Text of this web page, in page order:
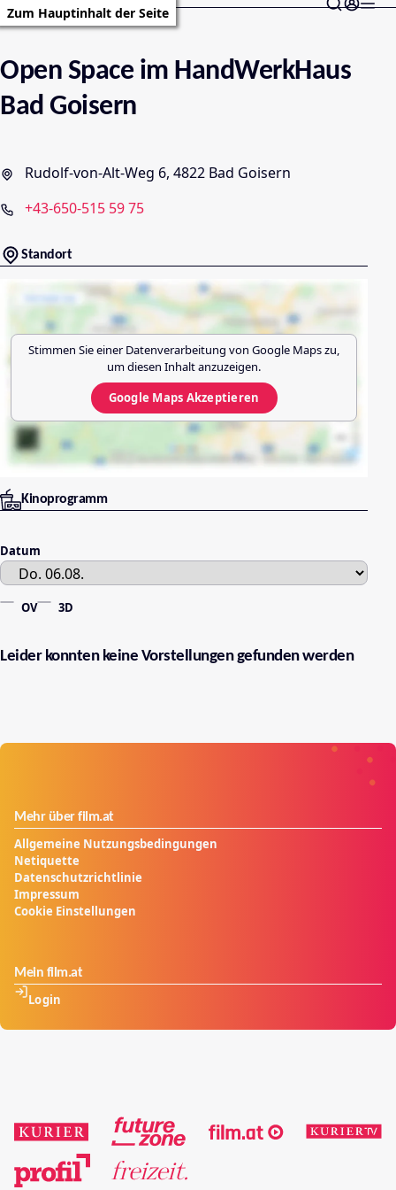
Zum Hauptinhalt der Seite
Open Space im HandWerkHaus
Bad Goisern
Rudolf-von-Alt-Weg 6, 4822 Bad Goisern
+43-650-515 59 75
Standort
Stimmen Sie einer Datenverarbeitung von Google Mapszu,
um diesen Inhalt anzuzeigen.
Google Maps Akzeptieren
Kinoprogramm
Datum
OV 3D
Leider konnten keine Vorstellungen gefunden werden
Mehr über film.at
Allgemeine Nutzungsbedingungen
Netiquette
Datenschutzrichtlinie
Impressum
Cookie Einstellungen
Mein film.at
Login